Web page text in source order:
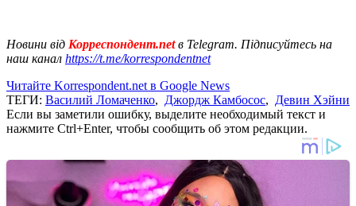
Новини від Корреспондент.netв Telegram. Підписуйтесь на
наш канал https://t.me/korrespondentnet
Читайте Korrespondent.net в Google News
ТЕГИ: Василий Ломаченко, Джордж Камбосос, Девин Хэйни
Если вы заметили ошибку, выделите необходимый текст и
нажмите Ctrl+Enter, чтобы сообщить об этом редакции.